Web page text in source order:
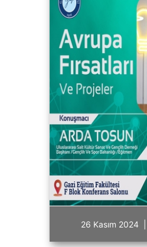
26 Kasım 2024 |